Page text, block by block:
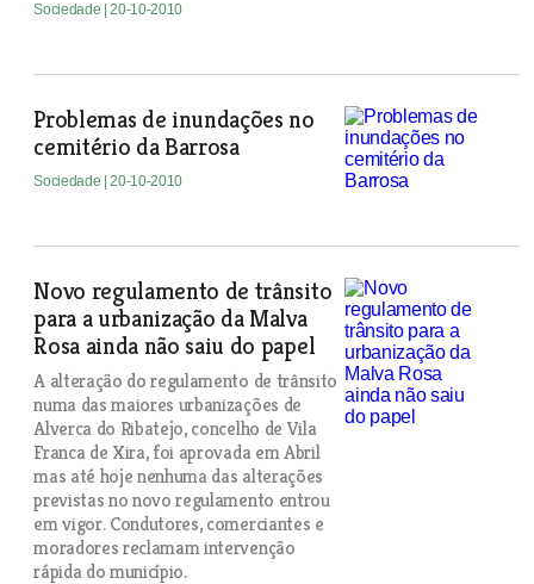
Sociedade | 20-10-2010
Problemas de inundações no
cemitério da Barrosa
Sociedade | 20-10-2010
Novo regulamento de trânsito
para a urbanização da Malva
Rosa ainda não saiu do papel
A alteração do regulamento de trânsito
numa das maiores urbanizações de
Alverca do Ribatejo, concelho de Vila
Franca de Xira, foi aprovada em Abril
mas até hoje nenhuma das alterações
previstas no novo regulamento entrou
em vigor. Condutores, comerciantes e
moradores reclamam intervenção
rápida do município.